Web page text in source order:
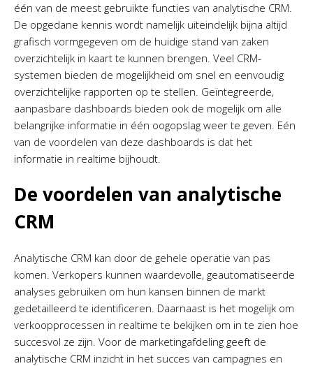
één van de meest gebruikte functies van analytische CRM.
De opgedane kennis wordt namelijk uiteindelijk bijna altijd
grafisch vormgegeven om de huidige stand van zaken
overzichtelijk in kaart te kunnen brengen. Veel CRM-
systemen bieden de mogelijkheid om snel en eenvoudig
overzichtelijke rapporten op te stellen. Geïntegreerde,
aanpasbare dashboards bieden ook de mogelijk om alle
belangrijke informatie in één oogopslag weer te geven. Eén
van de voordelen van deze dashboards is dat het
informatie in realtime bijhoudt.
De voordelen van analytische
CRM
Analytische CRM kan door de gehele operatie van pas
komen. Verkopers kunnen waardevolle, geautomatiseerde
analyses gebruiken om hun kansen binnen de markt
gedetailleerd te identificeren. Daarnaast is het mogelijk om
verkoopprocessen in realtime te bekijken om in te zien hoe
succesvol ze zijn. Voor de marketingafdeling geeft de
analytische CRM inzicht in het succes van campagnes en